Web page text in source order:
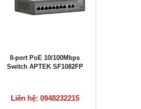
8-port PoE 10/100Mbps
Switch APTEK SF1082FP
Liên hệ: 0948232215